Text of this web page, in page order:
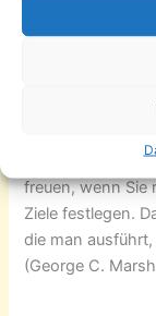
Wir treffen uns
gewohnter Stelle
Auf der
freuen, wenn Sie
Ziele festlegen.
die man
(George C.